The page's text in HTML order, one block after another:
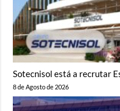
Sotecnisol está a recrutar
8 de Agosto de 2026